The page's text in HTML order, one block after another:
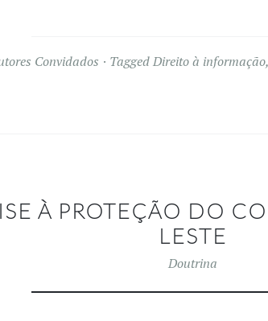
Convidados TaggedDireito à informação,
À PROTEÇÃO DO
LESTE
Doutrina